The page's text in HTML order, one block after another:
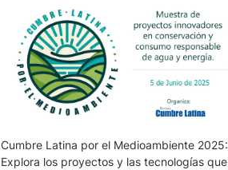
Cumbre Latina por el Medioambiente 2025:
Explora los proyectos y las tecnologías que